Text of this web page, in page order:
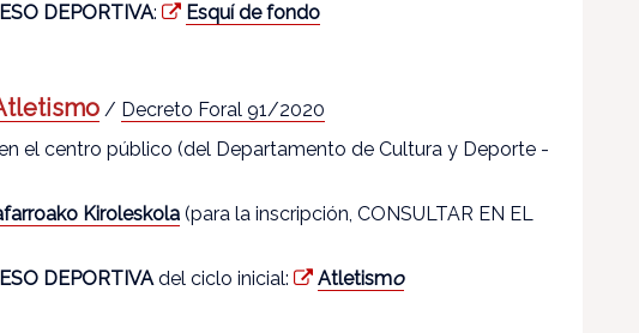
DEPORTIVA: Esquí de fondo
/ Decreto Foral 91/2020
el centro público (del Departamento de Cultura y Deporte -
Kiroleskola (para la inscripción, CONSULTAR EN EL
DEPORTIVAdel ciclo inicial: Atletismo